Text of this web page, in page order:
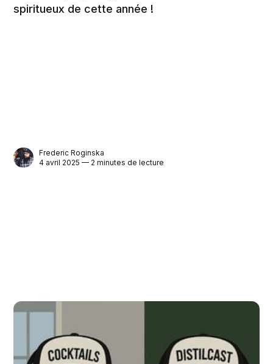
spiritueux de cette année !
Frederic Roginska
4 avril 2025 — 2 minutes de lecture